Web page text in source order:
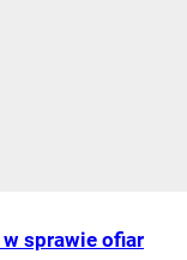
sprawie ofiar